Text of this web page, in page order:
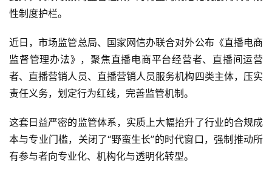
性制度护栏。
近日，市场监管总局、国家网信办联合对外公布《直播电商
监督管理办法》，聚焦直播电商平台经营者、直播间运营
者、直播营销人员、直播营销人员服务机构四类主体，压实
责任义务，划定行为红线，完善监管机制。
这套日益严密的监管体系，实质上大幅抬升了行业的合规成
本与专业门槛，关闭了“野蛮生长”的时代窗口，强制推动所
有参与者向专业化、机构化与透明化转型。